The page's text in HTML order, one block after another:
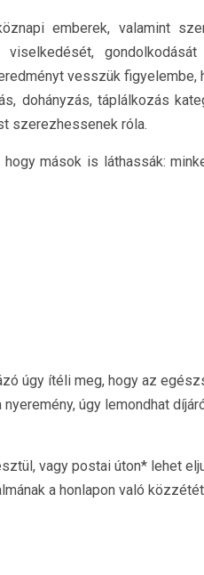
emberek, valamint
viselkedését,
vesszük figyelembe,
dohányzás, táplálkozás
szerezhessenek róla.
hogy mások is láthassák:
úgy ítéli meg, hogy az
úgy lemondhat
vagy postai úton* lehet
a honlapon való